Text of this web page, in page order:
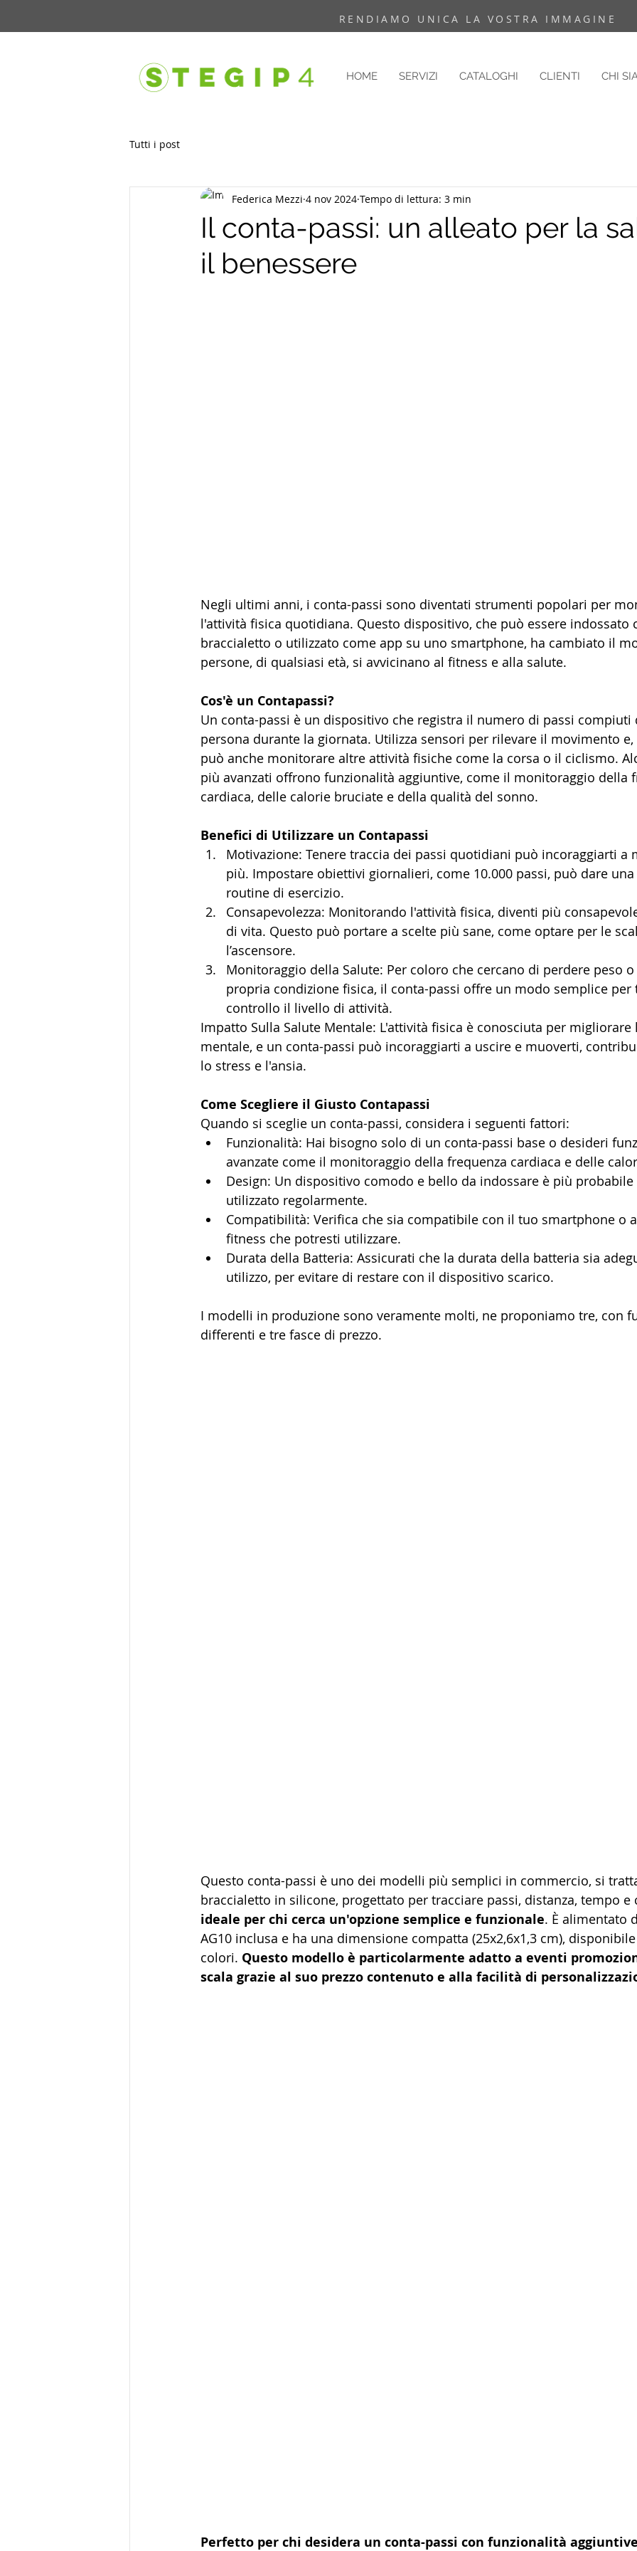
RENDIAMO UNICA LA VOSTRA IMMAGINE
HOME SERVIZI CATALOGHI CLIENTI CHI
Tutti i post
Il conta-passi: un alleato per la
il benessere
Federica Mezzi 4 nov 2024 Tempo di lettura: 3 min
Negli ultimi anni, i conta-passi sono diventati strumenti popolari per
l'attività fisica quotidiana. Questo dispositivo, che può essere indossato
braccialetto o utilizzato come app su uno smartphone, ha cambiato il
persone, di qualsiasi età, si avvicinano al fitness e alla salute.
Cos'è un Contapassi?
Un conta-passi è un dispositivo che registra il numero di passi compiuti
persona durante la giornata. Utilizza sensori per rilevare il movimento
può anche monitorare altre attività fisiche come la corsa o il ciclismo.
più avanzati offrono funzionalità aggiuntive, come il monitoraggio della
cardiaca, delle calorie bruciate e della qualità del sonno.
Benefici di Utilizzare un Contapassi
Motivazione: Tenere traccia dei passi quotidiani può incoraggiarti a
più. Impostare obiettivi giornalieri, come 10.000 passi, può dare
routine di esercizio.
Consapevolezza: Monitorando l'attività fisica, diventi più
di vita. Questo può portare a scelte più sane, come optare per le
l’ascensore.
Monitoraggio della Salute: Per coloro che cercano di perdere peso
propria condizione fisica, il conta-passi offre un modo semplice per
controllo il livello di attività.
Impatto Sulla Salute Mentale: L'attività fisica è conosciuta per migliorare
mentale, e un conta-passi può incoraggiarti a uscire e muoverti,
lo stress e l'ansia.
Come Scegliere il Giusto Contapassi
Quando si sceglie un conta-passi, considera i seguenti fattori:
Funzionalità: Hai bisogno solo di un conta-passi base o desideri
avanzate come il monitoraggio della frequenza cardiaca e delle
Design: Un dispositivo comodo e bello da indossare è più probabile
utilizzato regolarmente.
Compatibilità: Verifica che sia compatibile con il tuo smartphone o
fitness che potresti utilizzare.
Durata della Batteria: Assicurati che la durata della batteria sia
utilizzo, per evitare di restare con il dispositivo scarico.
I modelli in produzione sono veramente molti, ne proponiamo tre, con
differenti e tre fasce di prezzo.
Questo conta-passi è uno dei modelli più semplici in commercio, si
braccialetto in silicone, progettato per tracciare passi, distanza, tempo e
ideale per chi cerca un'opzione semplice e funzionale. È alimentato
AG10 inclusa e ha una dimensione compatta (25x2,6x1,3 cm),
colori. Questo modello è particolarmente adatto a eventi
scala grazie al suo prezzo contenuto e alla facilità di
Perfetto per chi desidera un conta-passi con funzionalità aggiuntive